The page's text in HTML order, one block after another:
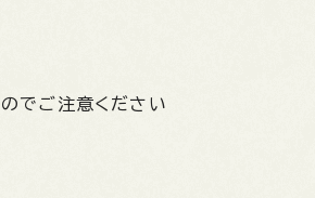
でご注意ください